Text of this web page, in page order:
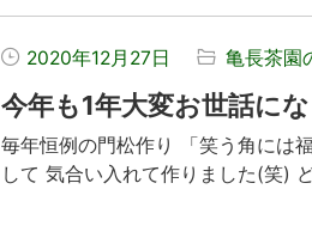
2020年12月27日 亀長茶園
今年も1年大変お世話にな
毎年恒例の門松作り 「笑う角には
して 気合い入れて作りました(笑)